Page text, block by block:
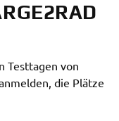
Testtagen von
die Plätze